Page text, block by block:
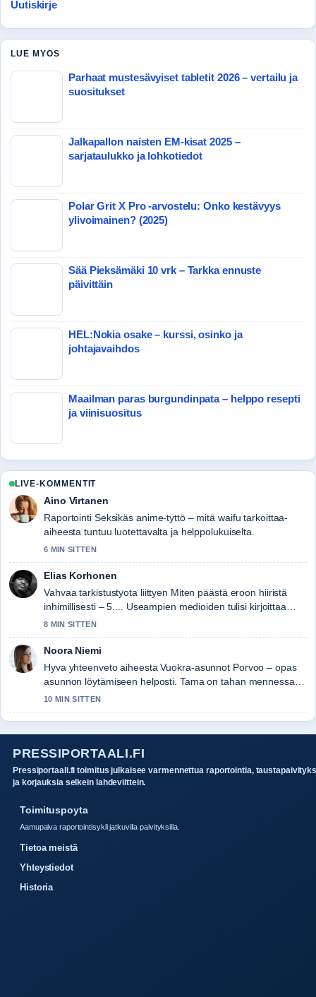
Uutiskirje
LUE MYOS
Parhaat mustesävyiset tabletit 2026 – vertailu ja
suositukset
Jalkapallon naisten EM-kisat 2025 –
sarjataulukko ja lohkotiedot
Polar Grit X Pro -arvostelu: Onko kestävyys
ylivoimainen? (2025)
Sää Pieksämäki 10 vrk – Tarkka ennuste
päivittäin
HEL:Nokia osake – kurssi, osinko ja
johtajavaihdos
Maailman paras burgundinpata – helppo resepti
ja viinisuositus
LIVE-KOMMENTIT
Aino Virtanen
Raportointi Seksikäs anime-tyttö – mitä waifu tarkoittaa-
aiheesta tuntuu luotettavalta ja helppolukuiselta.
6 MIN SITTEN
Elias Korhonen
Vahvaa tarkistustyota liittyen Miten päästä eroon hiiristä
inhimillisesti – 5.... Useampien medioiden tulisi kirjoittaa
nain.
8 MIN SITTEN
Noora Niemi
Hyva yhteenveto aiheesta Vuokra-asunnot Porvoo – opas
asunnon löytämiseen helposti. Tama on tahan mennessa
selkein kooste tanaan.
10 MIN SITTEN
PRESSIPORTAALI.FI
Pressiportaali.fi toimitus julkaisee varmennettua raportointia,
ja korjauksia selkein lahdeviittein.
Toimituspoyta
Aamupaiva raportointisykli jatkuvilla paivityksilla.
Tietoa meistä
Yhteystiedot
Historia